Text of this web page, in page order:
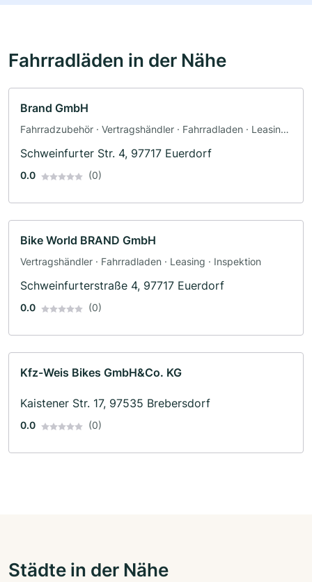
Fahrradläden in der Nähe
Brand GmbH
Fahrradzubehör · Vertragshändler · Fahrradladen · Leasing
Schweinfurter Str. 4, 97717 Euerdorf
0.0 (0)
Bike World BRAND GmbH
Vertragshändler · Fahrradladen · Leasing · Inspektion
Schweinfurterstraße 4, 97717 Euerdorf
0.0 (0)
Kfz-Weis Bikes GmbH&Co. KG
Kaistener Str. 17, 97535 Brebersdorf
0.0 (0)
Städte in der Nähe